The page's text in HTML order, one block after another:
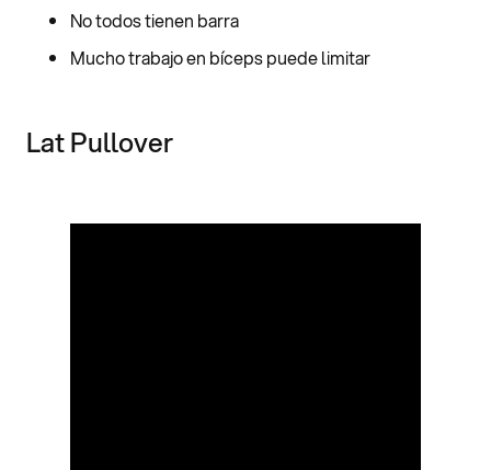
No todos tienen barra
Mucho trabajo en bíceps puede limitar
Lat Pullover